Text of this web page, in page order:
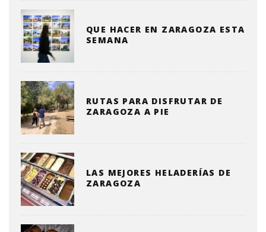
QUE HACER EN ZARAGOZA ESTA
SEMANA
RUTAS PARA DISFRUTAR DE
ZARAGOZA A PIE
LAS MEJORES HELADERÍAS DE
ZARAGOZA